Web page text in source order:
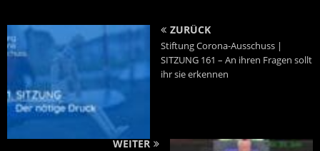
ZURÜCK
Stiftung Corona-Ausschuss |
SITZUNG 161 – An ihren Fragen sollt
ihr sie erkennen
WEITER